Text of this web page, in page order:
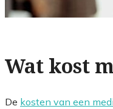
Wat kost
De kosten van een